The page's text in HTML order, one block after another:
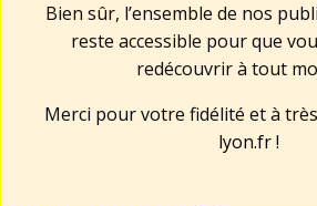
Bien sûr, l’ensemble de nos
reste accessible pour que
redécouvrir à tout
Merci pour votre fidélité et à
lyon.fr!